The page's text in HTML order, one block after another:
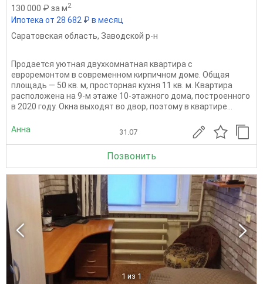
130 000 ₽ за м2
Ипотека от 28 682 ₽ в месяц
Саратовская область, Заводской р-н
Продается уютная двухкомнатная квартира с
евроремонтом в современном кирпичном доме. Общая
площадь — 50 кв. м, просторная кухня 11 кв. м. Квартира
расположена на 9-м этаже 10-этажного дома, построенного
в 2020 году. Окна выходят во двор, поэтому в квартире...
Анна 31.07
Позвонить
1 из 1